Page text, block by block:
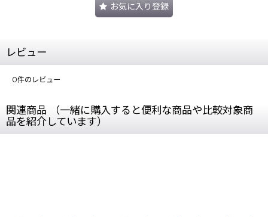
お気に入り登録
レビュー
0件のレビュー
関連商品 （一緒に購入すると便利な商品や比較対象商
品を紹介しています）